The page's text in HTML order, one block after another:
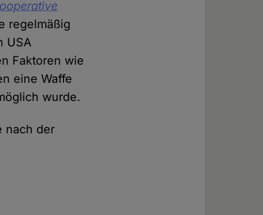
regelmäßig
USA
Faktoren wie
eine Waffe
wurde.
nach der